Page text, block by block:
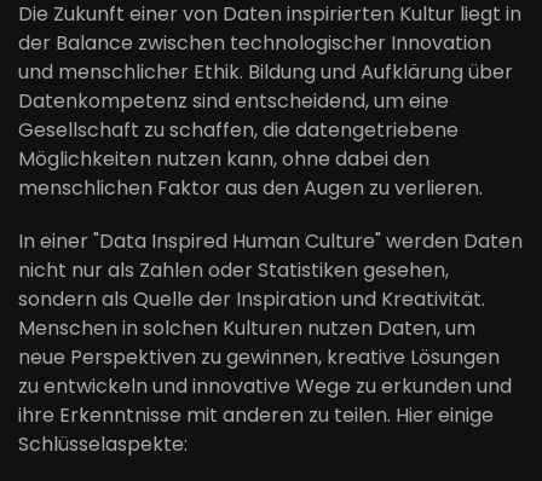
Die Zukunft einer von Daten inspirierten Kultur liegt in
der Balance zwischen technologischer Innovation
und menschlicher Ethik. Bildung und Aufklärung über
Datenkompetenz sind entscheidend, um eine
Gesellschaft zu schaffen, die datengetriebene
Möglichkeiten nutzen kann, ohne dabei den
menschlichen Faktor aus den Augen zu verlieren.
In einer "Data Inspired Human Culture" werden Daten
nicht nur als Zahlen oder Statistiken gesehen,
sondern als Quelle der Inspiration und Kreativität.
Menschen in solchen Kulturen nutzen Daten, um
neue Perspektiven zu gewinnen, kreative Lösungen
zu entwickeln und innovative Wege zu erkunden und
ihre Erkenntnisse mit anderen zu teilen. Hier einige
Schlüsselaspekte: